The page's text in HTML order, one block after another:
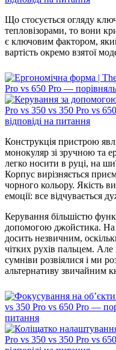
Що стосується огляду
тепловізорами, то вони
є ключовим фактором,
вартість окремо взятої
Конструкція пристрою
монокуляр зі зручною та
легко носити в руці, на
Корпус вирізняється
чорного кольору. Якість
емоції: все відчувається
Керування більшістю
допомогою джойстика. На
досить незвичним,
чітких рухів пальцем. Але
сумніви розвіялися і ми
альтернативу звичайним